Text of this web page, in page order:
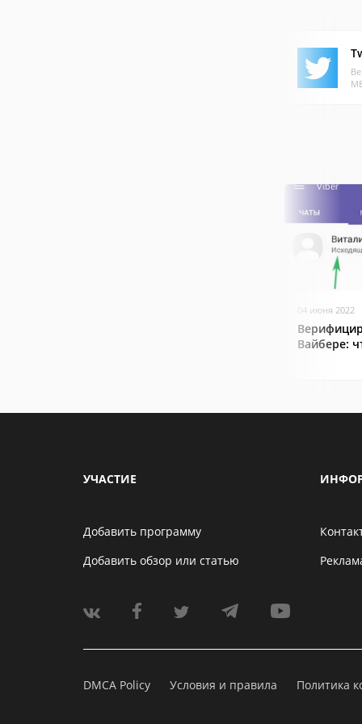
04 июня 2022
Вайбере:
УЧАСТИЕ
Добавить программу
Добавить обзор или статью
DMCA Policy Условия и правила Политика